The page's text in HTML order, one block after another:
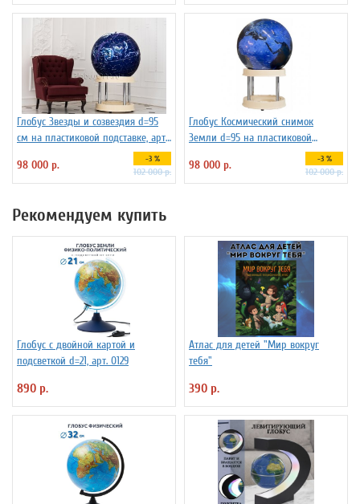
Глобус Звезды и созвездия d=95
см на пластиковой подставке, арт.
98 000 р. -3 %
102 000 р.
Глобус Космический снимок
Земли d=95 на пластиковой
98 000 р. -3 %
102 000 р.
Рекомендуем купить
Глобус с двойной картой и
подсветкой d=21, арт. 0129
890 р.
Атлас для детей "Мир вокруг
тебя"
390 р.